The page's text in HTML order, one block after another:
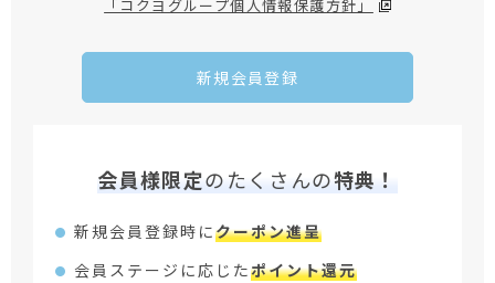
「コクヨグループ個人情報保護方針」
新規会員登録
会員様限定のたくさんの特典！
新規会員登録時にクーポン進呈
会員ステージに応じたポイント還元